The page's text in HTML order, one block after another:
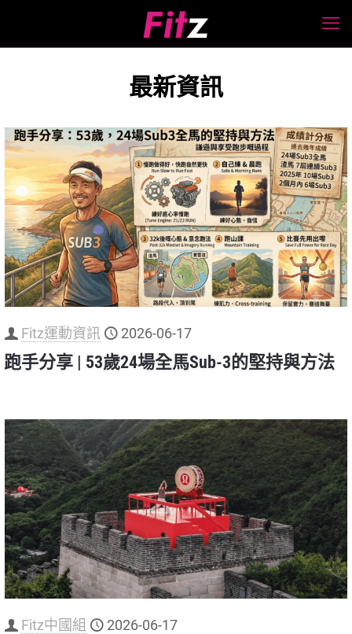
最新資訊
Fitz運動資訊 2026-06-17
跑手分享 | 53歲24場全馬Sub-3的堅持與方法
Fitz中國組 2026-06-17